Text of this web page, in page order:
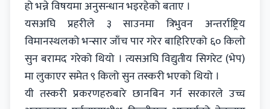
हो भन्ने विषयमा अनुसन्धान भइरहेको बताए ।
यसअघि प्रहरीले ३ साउनमा त्रिभुवन अन्तर्राष्ट्रिय
विमानस्थलको भन्सार जाँच पार गरेर बाहिरिएको ६० किलो
सुन बरामद गरेको थियो । त्यसअघि विद्युतीय सिगरेट (भेप)
मा लुकाएर समेत ९ किलो सुन तस्करी भएको थियो ।
यी तस्करी प्रकरणहरुबारे छानबिन गर्न सरकारले उच्च